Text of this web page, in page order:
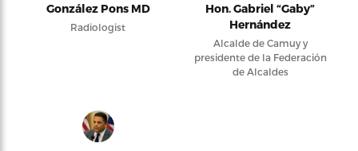
González Pons MD
Radiologist
Hon. Gabriel “Gaby”
Hernández
Alcalde de Camuy y
presidente de la Federación
de Alcaldes